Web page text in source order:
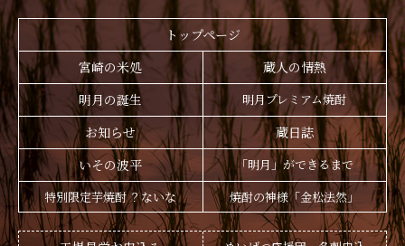
トップページ
宮崎の米処
蔵人の情熱
明月の誕生
明月プレミアム焼酎
お知らせ
蔵日誌
いその波平
「明月」ができるまで
特別限定芋焼酎 ？ないな
焼酎の神様「金松法然」